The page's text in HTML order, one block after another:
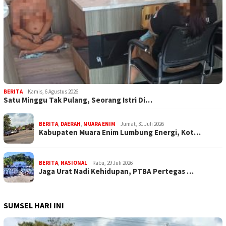
BERITA Kamis, 6 Agustus 2026
Satu Minggu Tak Pulang, Seorang Istri Di…
BERITA DAERAH MUARA ENIM Jumat, 31 Juli 2026
Kabupaten Muara Enim Lumbung Energi, Kot…
BERITA NASIONAL Rabu, 29 Juli 2026
Jaga Urat Nadi Kehidupan, PTBA Pertegas …
SUMSEL HARI INI